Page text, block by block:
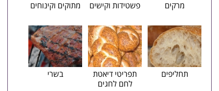
מרקים פשטידות וקישים מתוקים וקינוחים
תחליפים
תפריטי דיאטת
לחם לחגים
בשרי